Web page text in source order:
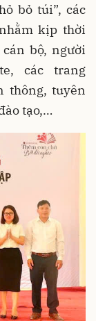
bỏ túi”, các
kịp thời
bộ, người
các trang
thông, tuyên
tạo,…